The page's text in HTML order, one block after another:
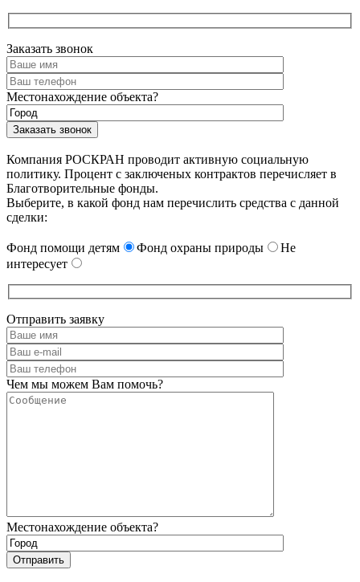
Заказать звонок
Местонахождение объекта?
Компания РОСКРАН проводит активную социальную
политику. Процент с заключеных контрактов перечисляет в
Благотворительные фонды.
Выберите, в какой фонд нам перечислить средства с данной
сделки:
Фонд помощи детям Фонд охраны природы
Не
интересует
Отправить заявку
Чем мы можем Вам помочь?
Местонахождение объекта?